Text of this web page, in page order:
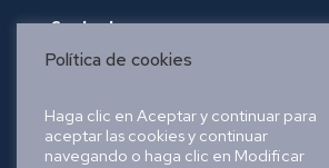
Contacto
Política de cookies
Política de cookies
Haga clic en Aceptar y continuar para
aceptar las cookies y continuar
navegando o haga clic en Modificar